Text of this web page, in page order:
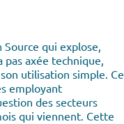
Source qui explose,
axée technique,
utilisation simple. Ce
employant
des secteurs
qui viennent. Cette